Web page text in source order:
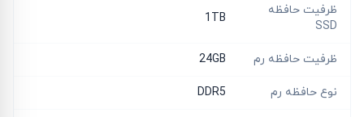
ظرفیت حافظه
SSD
1TB
ظرفیت حافظه رم 24GB
نوع حافظه رم DDR5